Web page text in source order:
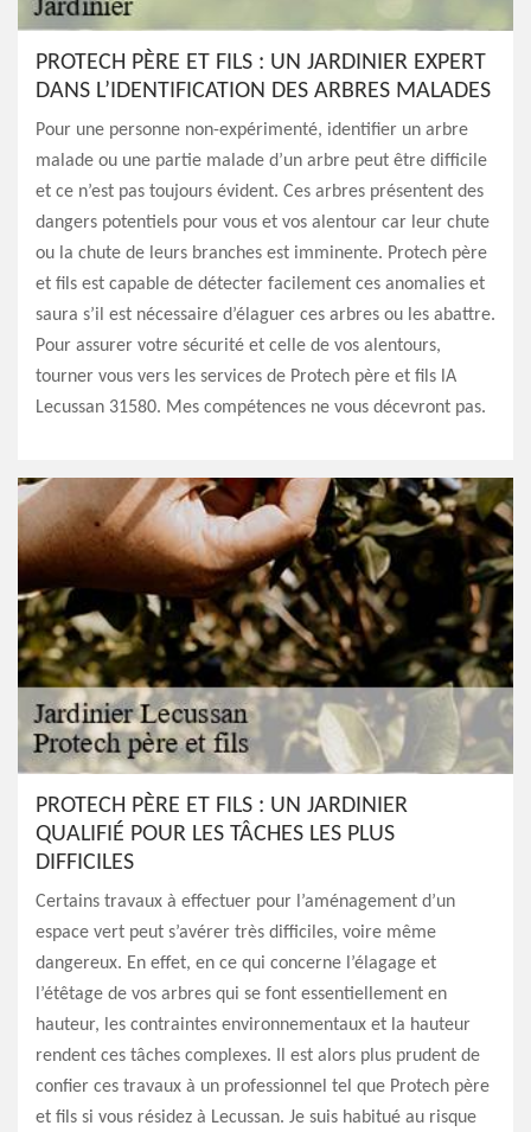
PROTECH PÈRE ET FILS : UN JARDINIER EXPERT
DANS L’IDENTIFICATION DES ARBRES MALADES
Pour une personne non-expérimenté, identifier un arbre
malade ou une partie malade d’un arbre peut être difficile
et ce n’est pas toujours évident. Ces arbres présentent des
dangers potentiels pour vous et vos alentour car leur chute
ou la chute de leurs branches est imminente. Protech père
et fils est capable de détecter facilement ces anomalies et
saura s’il est nécessaire d’élaguer ces arbres ou les abattre.
Pour assurer votre sécurité et celle de vos alentours,
tourner vous vers les services de Protech père et fils lA
Lecussan 31580. Mes compétences ne vous décevront pas.
PROTECH PÈRE ET FILS : UN JARDINIER
QUALIFIÉ POUR LES TÂCHES LES PLUS
DIFFICILES
Certains travaux à effectuer pour l’aménagement d’un
espace vert peut s’avérer très difficiles, voire même
dangereux. En effet, en ce qui concerne l’élagage et
l’étêtage de vos arbres qui se font essentiellement en
hauteur, les contraintes environnementaux et la hauteur
rendent ces tâches complexes. Il est alors plus prudent de
confier ces travaux à un professionnel tel que Protech père
et fils si vous résidez à Lecussan. Je suis habitué au risque